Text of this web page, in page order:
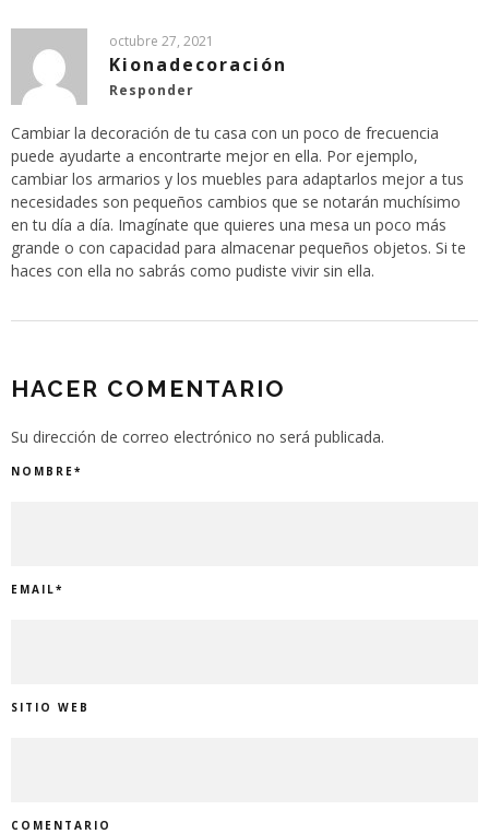
octubre 27, 2021
Kionadecoración
Responder
Cambiar la decoración de tu casa con un poco de frecuencia
puede ayudarte a encontrarte mejor en ella. Por ejemplo,
cambiar los armarios y los muebles para adaptarlos mejor a tus
necesidades son pequeños cambios que se notarán muchísimo
en tu día a día. Imagínate que quieres una mesa un poco más
grande o con capacidad para almacenar pequeños objetos. Si te
haces con ella no sabrás como pudiste vivir sin ella.
HACER COMENTARIO
Su dirección de correo electrónico no será publicada.
NOMBRE*
EMAIL*
SITIO WEB
COMENTARIO